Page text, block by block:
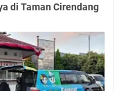
di Taman Cirendang